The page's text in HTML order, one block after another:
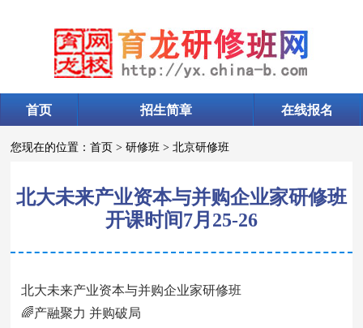
首页 招生简章 在线报名
您现在的位置：首页 >研修班 >北京研修班
北大未来产业资本与并购企业家研修班
开课时间7月25-26
北大未来产业资本与并购企业家研修班
🌈产融聚力 并购破局